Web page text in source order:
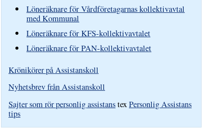
Löneräknare för Vårdföretagarnas kollektivavtal
med Kommunal
Löneräknare för KFS-kollektivavtalet
Löneräknare för PAN-kollektivavtalet
Krönikörer på Assistanskoll
Nyhetsbrev från Assistanskoll
Sajter som rör personlig assistanstexPersonlig Assistans
tips